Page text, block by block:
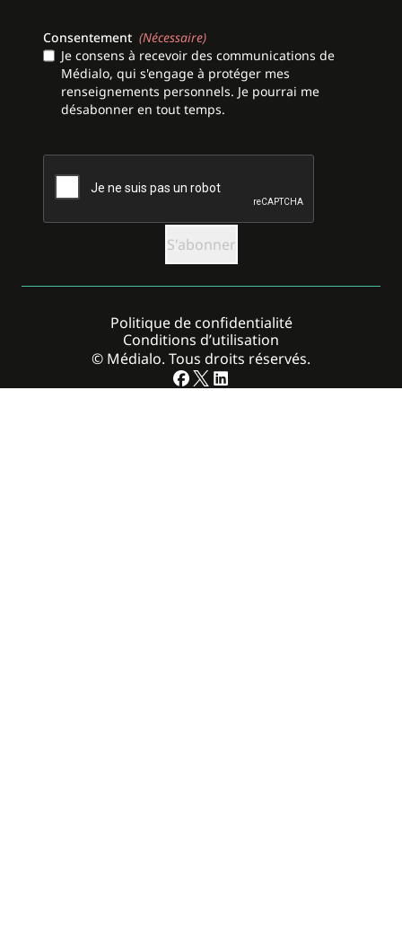
Consentement (Nécessaire)
Je consens à recevoir des communications de
Médialo, qui s'engage à protéger mes
renseignements personnels. Je pourrai me
désabonner en tout temps.
CAPTCHA
© Médialo. Tous droits réservés.
Politique de confidentialité
Conditions d’utilisation